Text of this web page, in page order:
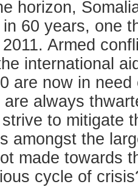
horizon,
60 years, one
Armed
international
are now in
are always
to mitigate
amongst the
made towards
cycle of